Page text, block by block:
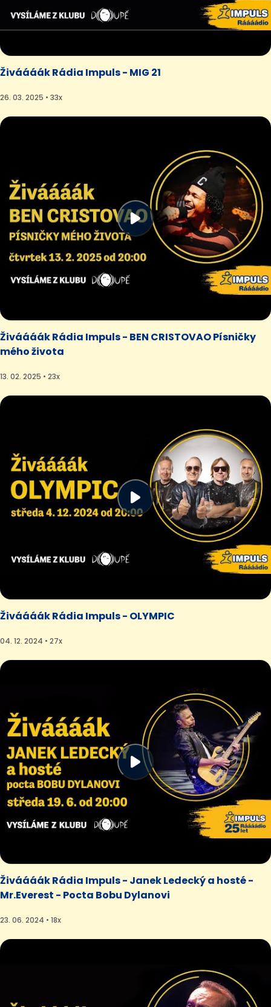
Živáááák Rádia Impuls - MIG 21
26. 03. 2025 • 33x
Živáááák Rádia Impuls - BEN CRISTOVAO Písničky
mého života
13. 02. 2025 • 23x
Živáááák Rádia Impuls - OLYMPIC
04. 12. 2024 • 27x
Živáááák Rádia Impuls - Janek Ledecký a hosté -
Mr.Everest - Pocta Bobu Dylanovi
23. 06. 2024 • 18x